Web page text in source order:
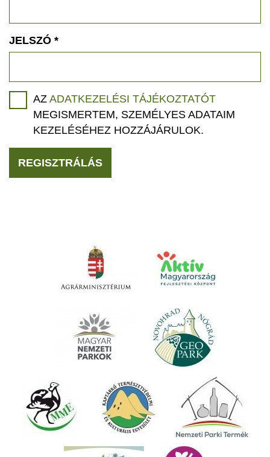
JELSZÓ *
AZ ADATKEZELÉSI TÁJÉKOZTATÓT
MEGISMERTEM, SZEMÉLYES ADATAIM
KEZELÉSÉHEZ HOZZÁJÁRULOK.
REGISZTRÁLÁS